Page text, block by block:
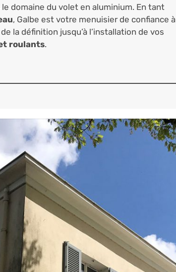
domaine du volet en aluminium. En tant
, Galbe est votre menuisier de confiance à
la définition jusqu’à l’installation de vos
roulants.